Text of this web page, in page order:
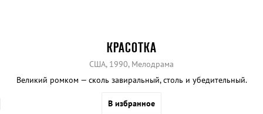
КРАСОТКА
США, 1990, Мелодрама
Великий ромком — сколь завиральный, столь и убедительный.
В избранное